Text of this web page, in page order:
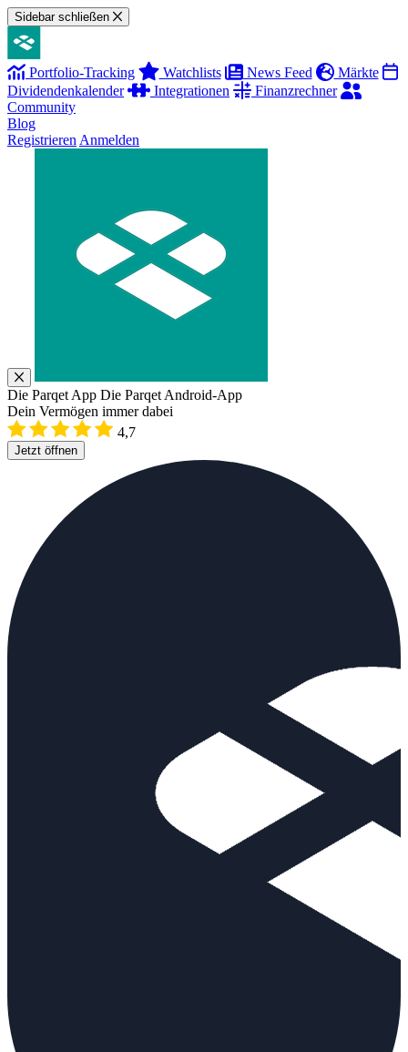
Sidebar schließen
Portfolio-Tracking Watchlists News Feed
Märkte
Dividendenkalender
Integrationen
Finanzrechner
Community
Blog
Registrieren Anmelden
Die Parqet App Die Parqet Android-App
Dein Vermögen immer dabei
4,7
Jetzt öffnen